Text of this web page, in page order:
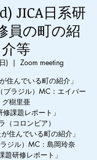
JICA日系研
員の町の紹
介等
)
  |
Zoom meeting
住んでいる町の紹介」
ブラジル）MC：エイバー
グ樹里亜
課題レポート」
（コロンビア）
住んでいる町の紹介」
ジル）MC：島岡玲奈
研修レポート」